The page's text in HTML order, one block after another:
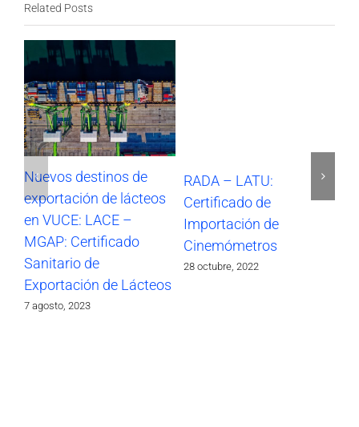
Related Posts
Nuevos destinos de
exportación de lácteos
en VUCE: LACE –
MGAP: Certificado
Sanitario de
Exportación de Lácteos
7 agosto, 2023
RADA – LATU:
Certificado de
Importación de
Cinemómetros
28 octubre, 2022